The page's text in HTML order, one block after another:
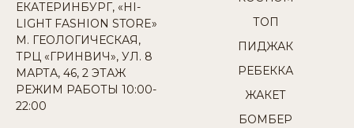
ЕКАТЕРИНБУРГ, «HI-
LIGHT FASHION STORE»
М. ГЕОЛОГИЧЕСКАЯ,
ТРЦ «ГРИНВИЧ», УЛ. 8
МАРТА, 46, 2 ЭТАЖ
РЕЖИМ РАБОТЫ 10:00-
22:00
ТОП
ПИДЖАК
РЕБЕККА
ЖАКЕТ
БОМБЕР